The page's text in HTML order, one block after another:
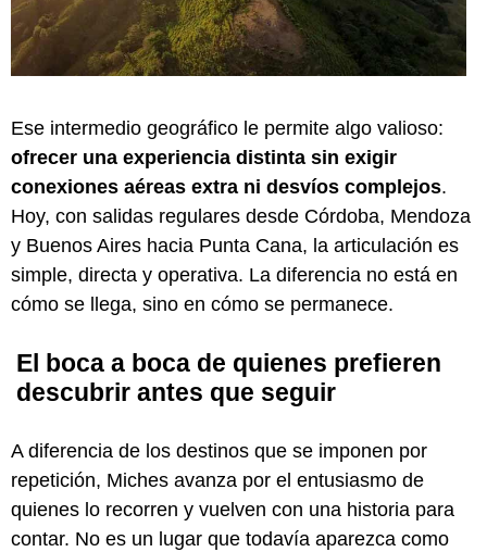
Ese intermedio geográfico le permite algo valioso:
ofrecer una experiencia distinta sin exigir
conexiones aéreas extra ni desvíos complejos.
Hoy, con salidas regulares desde Córdoba, Mendoza
y Buenos Aires hacia Punta Cana, la articulación es
simple, directa y operativa. La diferencia no está en
cómo se llega, sino en cómo se permanece.
El boca a boca de quienes prefieren
descubrir antes que seguir
A diferencia de los destinos que se imponen por
repetición, Miches avanza por el entusiasmo de
quienes lo recorren y vuelven con una historia para
contar. No es un lugar que todavía aparezca como